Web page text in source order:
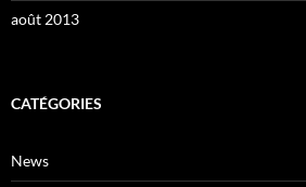
août 2013
CATÉGORIES
News